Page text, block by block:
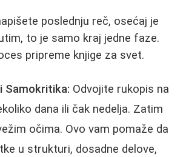
poslednju reč, osećaj je
to je samo kraj jedne faze.
pripreme knjige za svet.
Samokritika: Odvojite rukopis na
dana ili čak nedelja. Zatim
očima. Ovo vam pomaže da
u strukturi, dosadne delove,